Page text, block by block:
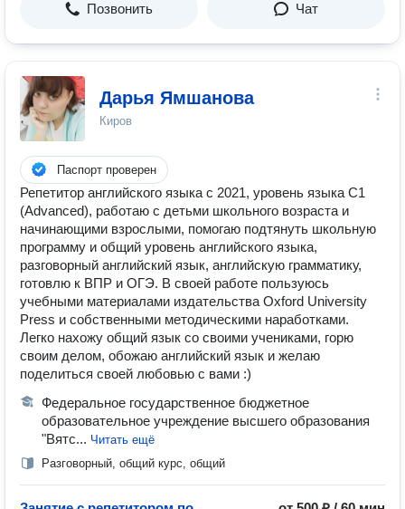
Позвонить Чат
Дарья Ямшанова
Киров
Паспорт проверен
Репетитор английского языка с 2021, уровень языка C1
(Advanced), работаю с детьми школьного возраста и
начинающими взрослыми, помогаю подтянуть школьную
программу и общий уровень английского языка,
разговорный английский язык, английскую грамматику,
готовлю к ВПР и ОГЭ. В своей работе пользуюсь
учебными материалами издательства Oxford University
Press и собственными методическими наработками.
Легко нахожу общий язык со своими учениками, горю
своим делом, обожаю английский язык и желаю
поделиться своей любовью с вами :)
Федеральное государственное бюджетное
образовательное учреждение высшего образования
"Вятс... Читать ещё
Разговорный, общий курс, общий